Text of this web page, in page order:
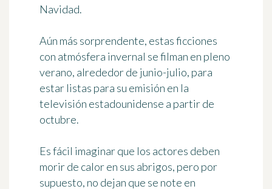
Navidad.
Aún más sorprendente, estas ficciones
con atmósfera invernal se filman en pleno
verano, alrededor de junio-julio, para
estar listas para su emisión en la
televisión estadounidense a partir de
octubre.
Es fácil imaginar que los actores deben
morir de calor en sus abrigos, pero por
supuesto, no dejan que se note en